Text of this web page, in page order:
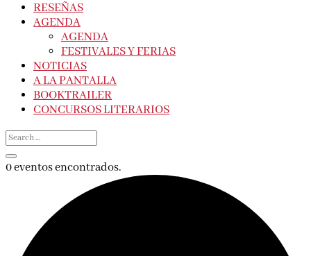
RESEÑAS
AGENDA
AGENDA
FESTIVALES Y FERIAS
NOTICIAS
A LA PANTALLA
BOOKTRAILER
CONCURSOS LITERARIOS
0 eventos encontrados.